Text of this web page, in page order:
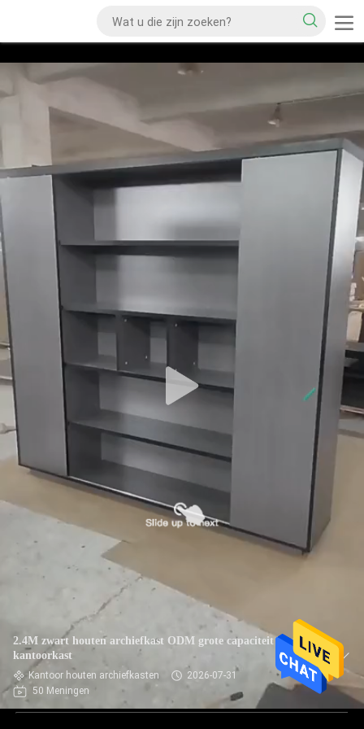
2.4M zwart houten archiefkast ODM grote capaciteit houten
kantoorkast
Kantoor houten archiefkasten
2026-07-31
50 Meningen